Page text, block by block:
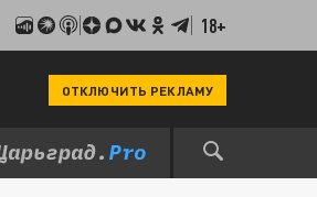
18+
ОТКЛЮЧИТЬ РЕКЛАМУ